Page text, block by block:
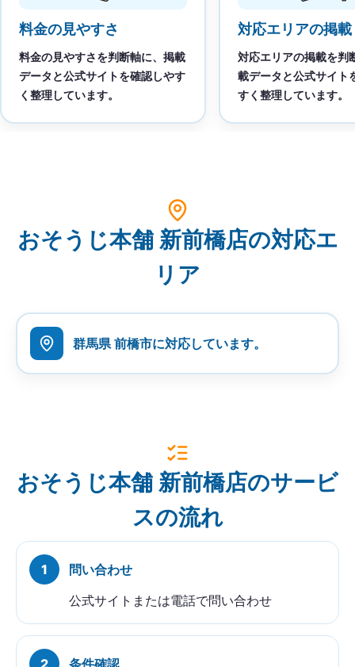
料金の見やすさ
料金の見やすさを判断軸に、掲載
データと公式サイトを確認しやす
く整理しています。
対応エリアの掲載
対応エリアの掲載を判
載データと公式サイト
すく整理しています。
おそうじ本舗 新前橋店の対応エ
リア
群馬県 前橋市に対応しています。
おそうじ本舗 新前橋店のサービ
スの流れ
問い合わせ
公式サイトまたは電話で問い合わせ
条件確認